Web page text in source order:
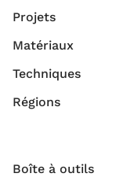
Projets
Matériaux
Techniques
Régions
Boîte à outils